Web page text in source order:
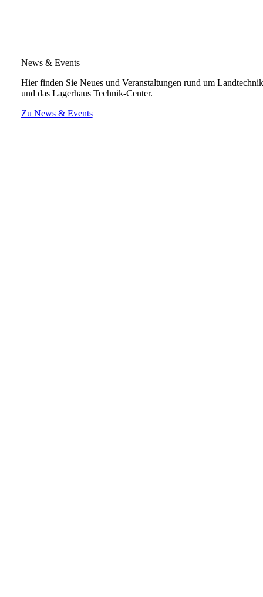
News & Events
Hier finden Sie Neues und Veranstaltungen rund um Landtechnik
und das Lagerhaus Technik-Center.
Zu News & Events